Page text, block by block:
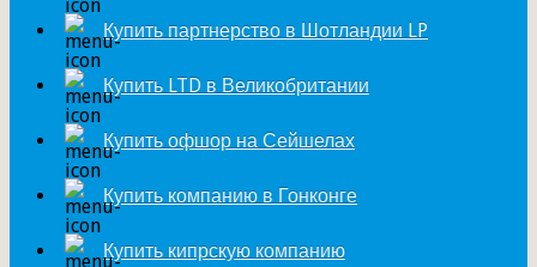
Купить партнерство в Шотландии LP
Купить LTD в Великобритании
Купить офшор на Сейшелах
Купить компанию в Гонконге
Купить кипрскую компанию